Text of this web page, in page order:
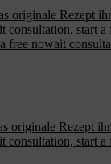
originale Rezept
start
nowait
originale Rezept
start